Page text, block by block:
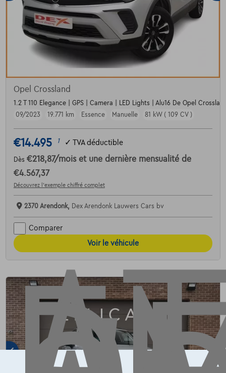
Opel Crossland
1.2 T 110 Elegance | GPS | Camera | LED Lights | Alu16 De Opel
09/2023
19.771 km Essence Manuelle 81 kW ( 109 CV )
€14.495 1 ✓ TVA déductible
Dès €218,87/mois et une dernière mensualité de
€4.567,37
Découvrez l’exemple chiffré complet
2370 Arendonk, Dex Arendonk Lauwers Cars bv
Comparer
Voir le véhicule